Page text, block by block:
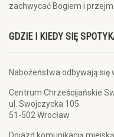
zachwycać Bogiem i
GDZIE I KIEDY SIĘ
Nabożeństwa odbywają się
Centrum Chrześcijańskie
ul. Swojczycka 105
51-502 Wrocław